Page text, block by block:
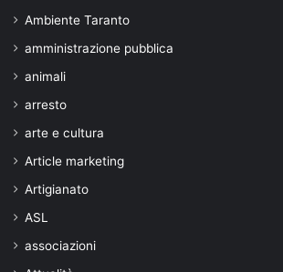
Ambiente Taranto
amministrazione pubblica
animali
arresto
arte e cultura
Article marketing
Artigianato
ASL
associazioni